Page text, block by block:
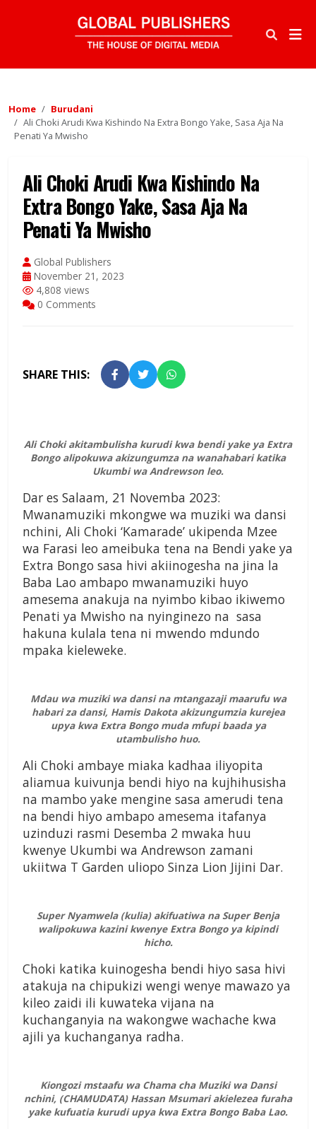
Home
Burudani
Ali Choki Arudi Kwa Kishindo Na Extra Bongo Yake, Sasa Aja Na
Penati Ya Mwisho
Ali Choki Arudi Kwa Kishindo Na
Extra Bongo Yake, Sasa Aja Na
Penati Ya Mwisho
Global Publishers
November 21, 2023
4,808 views
0 Comments
SHARE THIS:
Ali Choki akitambulisha kurudi kwa bendi yake ya Extra
Bongo alipokuwa akizungumza na wanahabari katika
Ukumbi wa Andrewson leo.
Dar es Salaam, 21 Novemba 2023:
Mwanamuziki mkongwe wa muziki wa dansi
nchini, Ali Choki ‘Kamarade’ ukipenda Mzee
wa Farasi leo ameibuka tena na Bendi yake ya
Extra Bongo sasa hivi akiinogesha na jina la
Baba Lao ambapo mwanamuziki huyo
amesema anakuja na nyimbo kibao ikiwemo
Penati ya Mwisho na nyinginezo na sasa
hakuna kulala tena ni mwendo mdundo
mpaka kieleweke.
Mdau wa muziki wa dansi na mtangazaji maarufu wa
habari za dansi, Hamis Dakota akizungumzia kurejea
upya kwa Extra Bongo muda mfupi baada ya
utambulisho huo.
Ali Choki ambaye miaka kadhaa iliyopita
aliamua kuivunja bendi hiyo na kujhihusisha
na mambo yake mengine sasa amerudi tena
na bendi hiyo ambapo amesema itafanya
uzinduzi rasmi Desemba 2 mwaka huu
kwenye Ukumbi wa Andrewson zamani
ukiitwa T Garden uliopo Sinza Lion Jijini Dar.
Super Nyamwela (kulia) akifuatiwa na Super Benja
walipokuwa kazini kwenye Extra Bongo ya kipindi
hicho.
Choki katika kuinogesha bendi hiyo sasa hivi
atakuja na chipukizi wengi wenye mawazo ya
kileo zaidi ili kuwateka vijana na
kuchanganyia na wakongwe wachache kwa
ajili ya kuchanganya radha.
Kiongozi mstaafu wa Chama cha Muziki wa Dansi
nchini, (CHAMUDATA) Hassan Msumari akielezea furaha
yake kufuatia kurudi upya kwa Extra Bongo Baba Lao.